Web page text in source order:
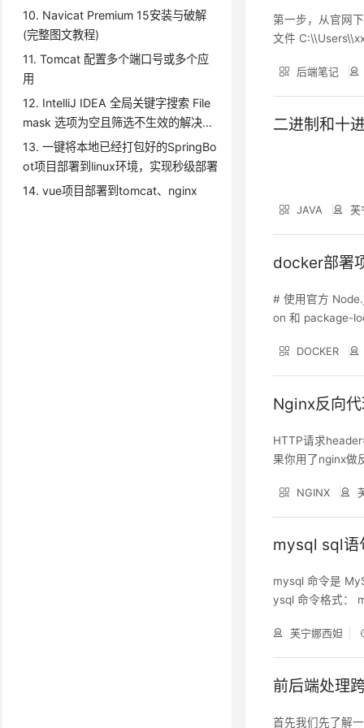
t‘@‘‘(using password:YES)
10. Navicat Premium 15安装与破解
(完整图文教程)
11. Tomcat 配置多个端口号或多个应
用
12. IntelliJ IDEA 全局关键字搜索 File
mask 选项为空且筛选不生效的解决方
案
13. 一键将本地已经打包好的SpringBo
ot项目部署到linux环境，实现秒级部署
14. vue项目部署到tomcat、nginx
第一步，从官网
文件
了。 第四步，打
后端笔记
二进制和十
JAVA 芙
docker部署
# 使用官方
on 和 package-
DOCKER
Nginx反向
HTTP请求
果你用了nginx做
可支持header带
NGINX
mysql sql语
mysql 命令是
ysql 命令格式： mysql dbName mysql 命令选项： --
禁用了数据表名
芙宁娜西妲
前后端处理
首先我们先了解